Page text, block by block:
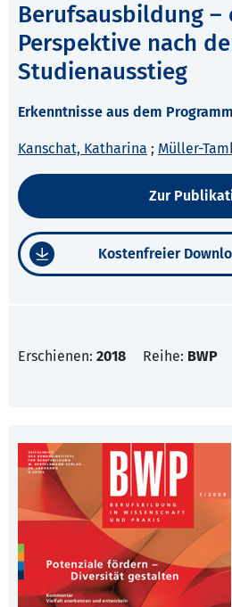
Berufsausbildung –
Perspektive nach
Studienausstieg
Erkenntnisse aus dem Programm
Kanschat, Katharina ; Müller-
Zur
Kostenfreier
Erschienen: 2018 Reihe: BWP